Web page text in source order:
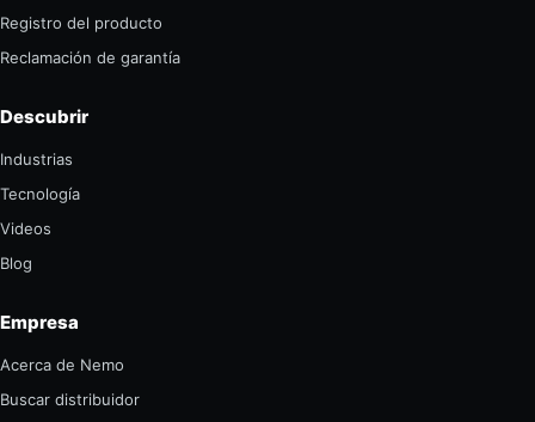
Registro del producto
Reclamación de garantía
Descubrir
Industrias
Tecnología
Videos
Blog
Empresa
Acerca de Nemo
Buscar distribuidor